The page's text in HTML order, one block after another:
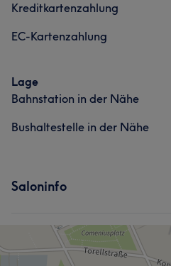
Aufmerksam 35
Kreditkartenzahlung
EC-Kartenzahlung
Lage
Bahnstation in der Nähe
Bushaltestelle in der Nähe
Saloninfo